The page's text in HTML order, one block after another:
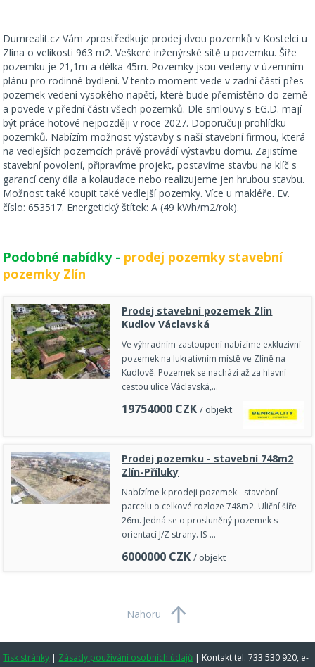
Dumrealit.cz Vám zprostředkuje prodej dvou pozemků v Kostelci u
Zlína o velikosti 963 m2. Veškeré inženýrské sítě u pozemku. Šíře
pozemku je 21,1m a délka 45m. Pozemky jsou vedeny v územním
plánu pro rodinné bydlení. V tento moment vede v zadní části přes
pozemek vedení vysokého napětí, které bude přemístěno do země
a povede v přední části všech pozemků. Dle smlouvy s EG.D. mají
být práce hotové nejpozději v roce 2027. Doporučuji prohlídku
pozemků. Nabízím možnost výstavby s naší stavební firmou, která
na vedlejších pozemcích právě provádí výstavbu domu. Zajistíme
stavební povolení, připravíme projekt, postavíme stavbu na klíč s
garancí ceny díla a kolaudace nebo realizujeme jen hrubou stavbu.
Možnost také koupit také vedlejší pozemky. Více u makléře. Ev.
číslo: 653517. Energetický štítek: A (49 kWh/m2/rok).
Podobné nabídky - prodej pozemky stavební
pozemky Zlín
Prodej stavební pozemek Zlín
Kudlov Václavská
Ve výhradním zastoupení nabízíme exkluzivní
pozemek na lukrativním místě ve Zlíně na
Kudlově. Pozemek se nachází až za hlavní
cestou ulice Václavská,…
19754000 CZK / objekt
Prodej pozemku - stavební 748m2
Zlín-Příluky
Nabízíme k prodeji pozemek - stavební
parcelu o celkové rozloze 748m2. Uliční šíře
26m. Jedná se o prosluněný pozemek s
orientací J/Z strany. IS-…
6000000 CZK / objekt
Nahoru
Tisk stránky | Zásady používání osobních údajů | Kontakt tel. 733 530 920, e-